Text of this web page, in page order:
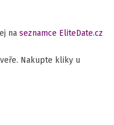
na seznamce EliteDate.cz
Nakupte kliky u